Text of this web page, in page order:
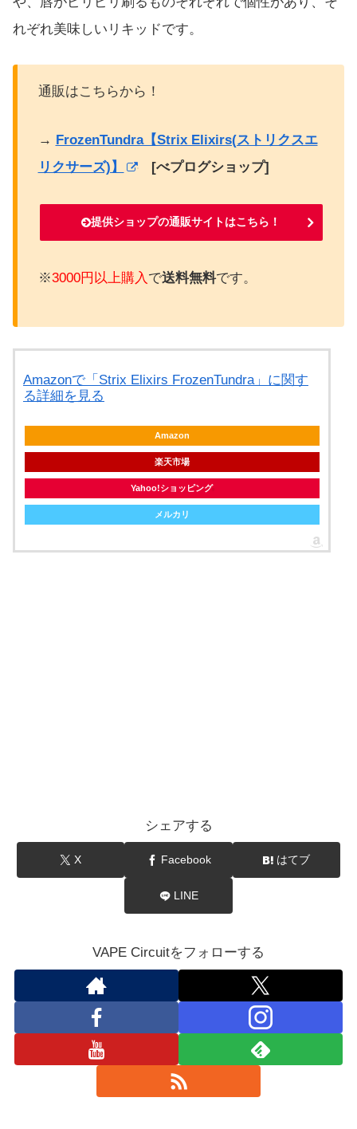
れぞれ美味しいリキッドです。
通販はこちらから！
→ FrozenTundra【Strix Elixirs(ストリクスエ
リクサーズ)】
[べプログショップ]
提供ショップの通販サイトはこちら！
※3000円以上購入 で送料無料です。
Amazonで「Strix Elixirs FrozenTundra」に関す
る詳細を見る
Amazon
楽天市場
Yahoo!ショッピング
メルカリ
シェアする
X Facebook はてブ
LINE
VAPE Circuitをフォローする